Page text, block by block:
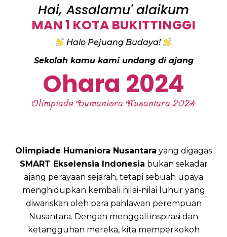
Hai, Assalamu' alaikum
MAN 1 KOTA BUKITTINGGI
Halo Pejuang Budaya!
Sekolah kamu kami undang di ajang
Ohara 2024
Olimpiade Humaniora Nusantara 2024
Olimpiade Humaniora Nusantara yang digagas
SMART Ekselensia Indonesia bukan sekadar
ajang perayaan sejarah, tetapi sebuah upaya
menghidupkan kembali nilai-nilai luhur yang
diwariskan oleh para pahlawan perempuan
Nusantara. Dengan menggali inspirasi dan
ketangguhan mereka, kita memperkokoh